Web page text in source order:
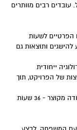
רבים מוותרים
הפרטיים לשעות
להישגים ותוצאות גם
ייחודית
של הפרויקט, תוך
אנו מעודדים את המומחים שלנו לעבוד שבוע עבודה מקוצר - 36 שעות